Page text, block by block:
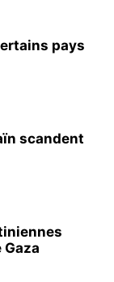
pays
scandent
Gaza